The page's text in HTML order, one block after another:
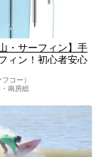
・サーフィン】手
ィン！初心者安心
の平砂浦でサーフ
グボード＞3時間
ン♪
コー）
南房総